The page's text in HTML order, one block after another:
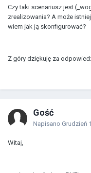
Czy taki scenariusz jest
zrealizowania? A może
wiem jak ją skonfigurować?
Z góry dziękuję za
Gość
Napisano Grudzień
Witaj,